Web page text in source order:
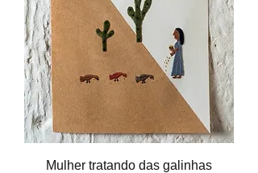
Mulher tratando das galinhas